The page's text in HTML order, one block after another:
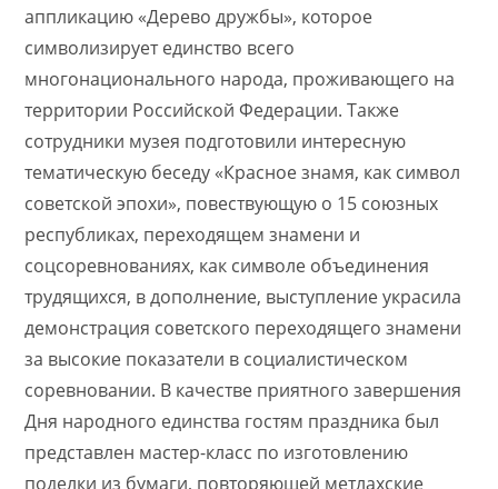
аппликацию «Дерево дружбы», которое
символизирует единство всего
многонационального народа, проживающего на
территории Российской Федерации. Также
сотрудники музея подготовили интересную
тематическую беседу «Красное знамя, как символ
советской эпохи», повествующую о 15 союзных
республиках, переходящем знамени и
соцсоревнованиях, как символе объединения
трудящихся, в дополнение, выступление украсила
демонстрация советского переходящего знамени
за высокие показатели в социалистическом
соревновании. В качестве приятного завершения
Дня народного единства гостям праздника был
представлен мастер-класс по изготовлению
поделки из бумаги, повторяющей метлахские